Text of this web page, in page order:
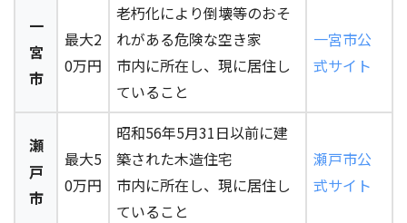
一
宮
市
最大2
0万円
老朽化により倒壊等のおそ
れがある危険な空き家
市内に所在し、現に居住し
ていること
一宮市公
式サイト
瀬
戸
市
最大5
0万円
昭和56年5月31日以前に建
築された木造住宅
市内に所在し、現に居住し
ていること
瀬戸市公
式サイト